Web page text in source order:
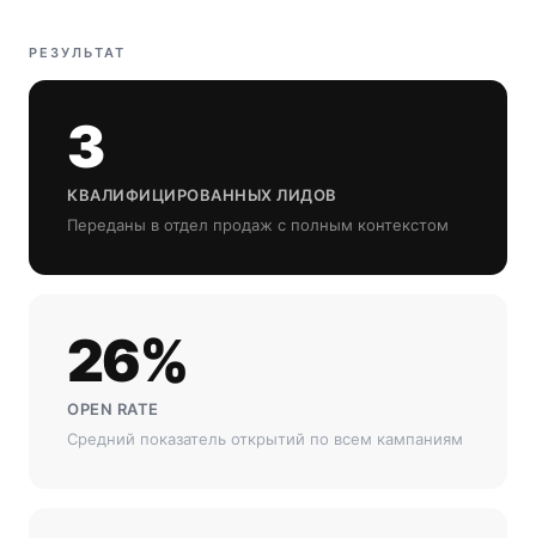
РЕЗУЛЬТАТ
3
КВАЛИФИЦИРОВАННЫХ ЛИДОВ
Переданы в отдел продаж с полным контекстом
26%
OPEN RATE
Средний показатель открытий по всем кампаниям